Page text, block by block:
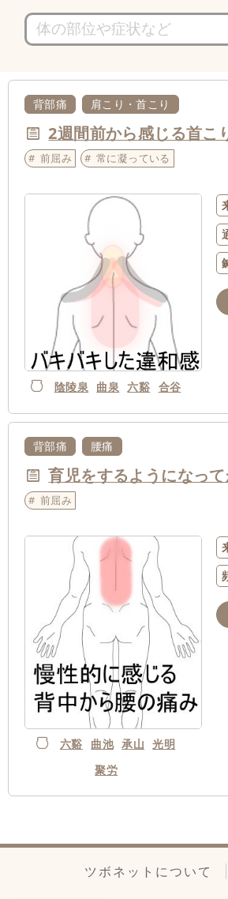
背部痛 肩こり・首こり
2週間前から感じる首こ
前屈み 常に凝っている
陰陵泉 曲泉 六谿 合谷
背部痛 腰痛
育児をするようになっ
前屈み
六谿 曲池 承山 光明
聚労
ツボネットについて